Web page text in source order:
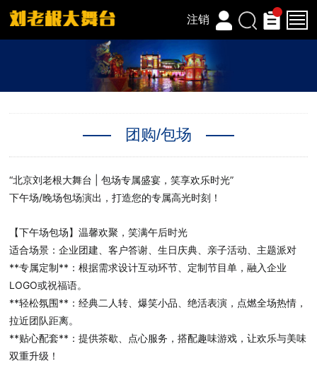
注销
团购/包场
“北京刘老根大舞台 | 包场专属盛宴，笑享欢乐时光”
下午场/晚场包场演出，打造您的专属高光时刻！
【下午场包场】温馨欢聚，笑满午后时光
适合场景：企业团建、客户答谢、生日庆典、亲子活动、主题派对
**专属定制**：根据需求设计互动环节、定制节目单，融入企业
LOGO或祝福语。
**轻松氛围**：经典二人转、爆笑小品、绝活表演，点燃全场热情，
拉近团队距离。
**贴心配套**：提供茶歇、点心服务，搭配趣味游戏，让欢乐与美味
双重升级！